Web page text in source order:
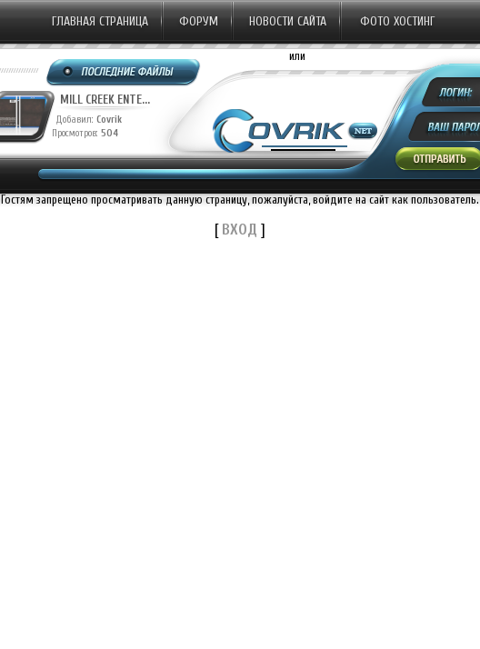
ГЛАВНАЯ СТРАНИЦА ФОРУМ НОВОСТИ САЙТА ФОТО ХОСТИНГ
MILL CREEK ENTE...
Добавил: Covrik
Просмотров: 504
или
Гостям запрещено просматривать данную страницу, пожалуйста, войдите на сайт как пользователь.
[ВХОД ]